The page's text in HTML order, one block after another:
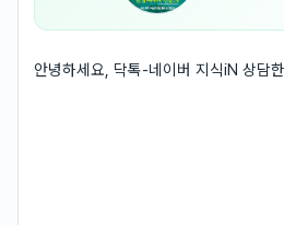
안녕하세요, 닥톡-네이버 지식iN 상담